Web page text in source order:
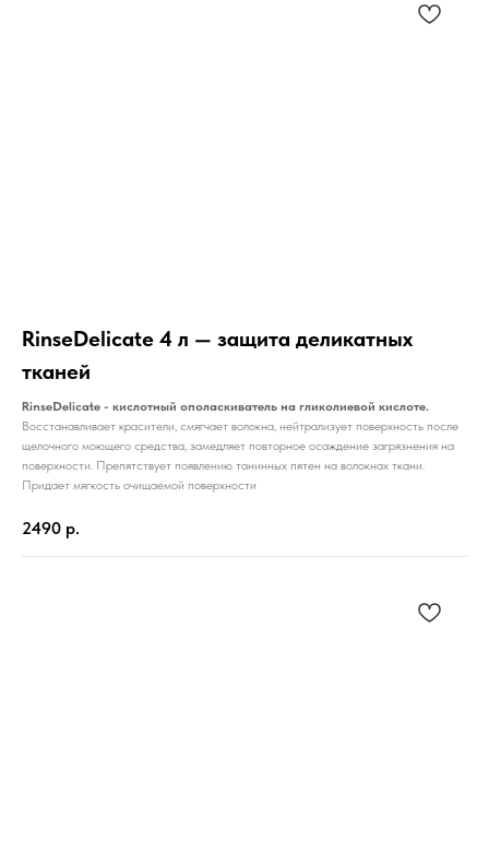
RinseDelicate 4 л — защита деликатных
тканей
RinseDelicate - кислотный ополаскиватель на гликолиевой кислоте.
Восстанавливает красители, смягчает волокна, нейтрализует поверхность после
щелочного моющего средства, замедляет повторное осаждение загрязнения на
поверхности. Препятствует появлению танинных пятен на волокнах ткани.
Придает мягкость очищаемой поверхности
2490 р.